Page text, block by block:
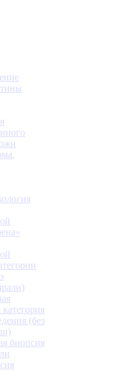
(без
биопсия